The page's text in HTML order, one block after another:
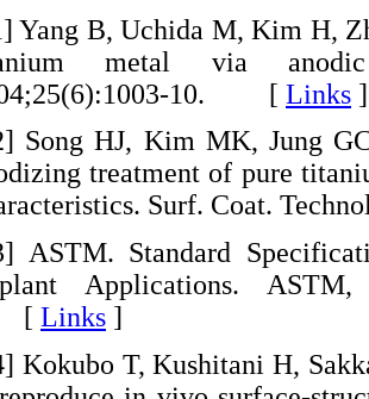
Yang B, Uchida M, Kim H,
metal via anodic
10. [ Links ]
Song HJ, Kim MK, Jung
treatment of pure
Surf. Coat.
ASTM. Standard
Applications. ASTM,
Links ]
Kokubo T, Kushitani H,